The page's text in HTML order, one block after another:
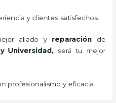
y clientes satisfechos.
aliado y reparación de
Universidad, será tu mejor
profesionalismo y eficacia.